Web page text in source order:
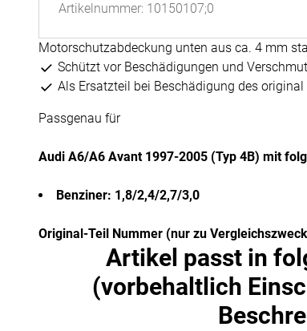
Artikelnummer: 10150107;0
Motorschutzabdeckung unten aus ca. 4 mm
Schützt vor Beschädigungen und
Als Ersatzteil bei Beschädigung des
Passgenau für
Audi A6/A6 Avant 1997-2005 (Typ 4B) mit
Benziner: 1,8/2,4/2,7/3,0
Original-Teil Nummer (nur zu
Artikel passt in
(vorbehaltlich